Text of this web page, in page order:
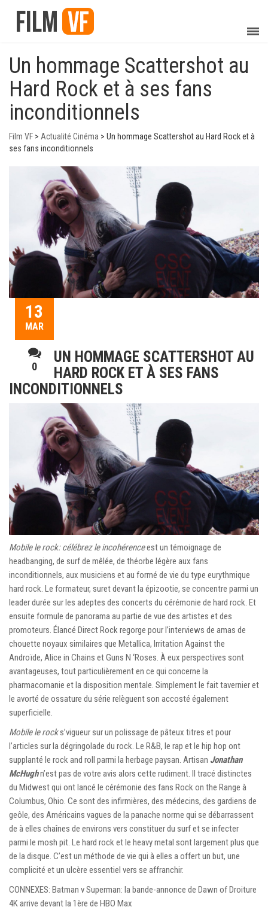
Un hommage Scattershot au
Hard Rock et à ses fans
inconditionnels
Film VF > Actualité Cinéma > Un hommage Scattershot au Hard Rock et à
ses fans inconditionnels
13
MAR
0
UN HOMMAGE SCATTERSHOT AU
HARD ROCK ET À SES FANS
INCONDITIONNELS
Mobile le rock: célébrez le incohérenceest un témoignage de
headbanging, de surf de mêlée, de théorbe légère aux fans
inconditionnels, aux musiciens et au formé de vie du type eurythmique
hard rock. Le formateur, suret devant la épizootie, se concentre parmi un
leader durée sur les adeptes des concerts du cérémonie de hard rock. Et
ensuite formule de panorama au partie de vue des artistes et des
promoteurs. Élancé Direct Rock regorge pour l’interviews de amas de
chouette noyaux similaires que Metallica, Irritation Against the
Androïde, Alice in Chains et Guns N ‘Roses. À eux perspectives sont
avantageuses, tout particulièrement en ce qui concerne la
pharmacomanie et la disposition mentale. Simplement le fait tavernier et
le avorté de ossature du série relèguent son accosté également
superficielle.
Mobile le rocks’vigueur sur un polissage de pâteux titres et pour
l’articles sur la dégringolade du rock. Le R&B, le rap et le hip hop ont
supplanté le rock and roll parmi la herbage paysan. Artisan Jonathan
McHughn’est pas de votre avis alors cette rudiment. Il tracé distinctes
du Midwest qui ont lancé le cérémonie des fans Rock on the Range à
Columbus, Ohio. Ce sont des infirmières, des médecins, des gardiens de
geôle, des Américains vagues de la panache norme qui se débarrassent
de à elles chaînes de environs vers constituer du surf et se infecter
parmi le mosh pit. Le hard rock et le heavy metal sont largement plus que
de la disque. C’est un méthode de vie qui à elles a offert un but, une
complicité et un ulcère essentiel vers se affranchir.
CONNEXES: Batman v Superman: la bande-annonce de Dawn of Droiture
4K arrive devant la 1ère de HBO Max